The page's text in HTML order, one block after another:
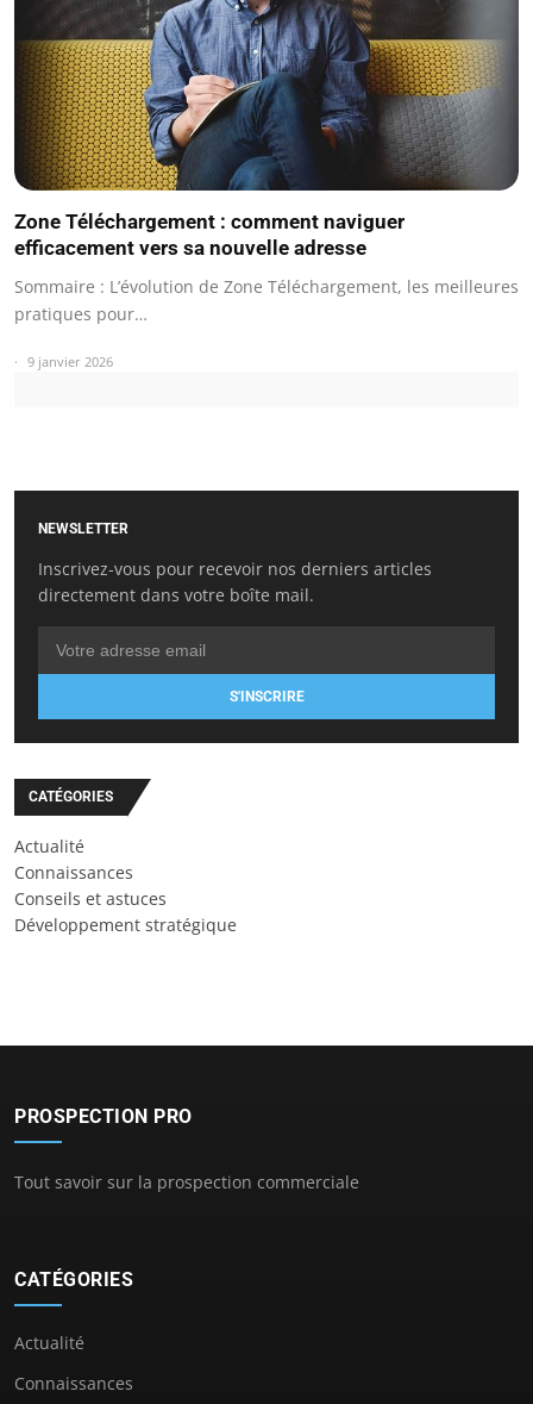
Zone Téléchargement : comment naviguer
efficacement vers sa nouvelle adresse
Sommaire : L’évolution de Zone Téléchargement, les meilleures
pratiques pour…
9 janvier 2026
NEWSLETTER
Inscrivez-vous pour recevoir nos derniers articles
directement dans votre boîte mail.
S'INSCRIRE
CATÉGORIES
Actualité
Connaissances
Conseils et astuces
Développement stratégique
PROSPECTION PRO
Tout savoir sur la prospection commerciale
CATÉGORIES
Actualité
Connaissances